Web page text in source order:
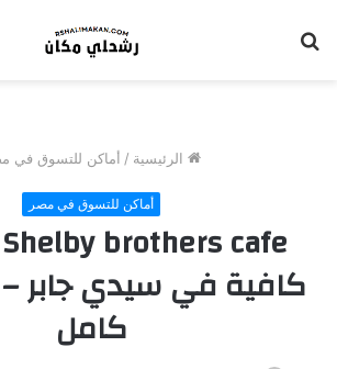
الرئيسية / أماكن للتسوق في
أماكن للتسوق في مصر
كافية في سيدي
كامل